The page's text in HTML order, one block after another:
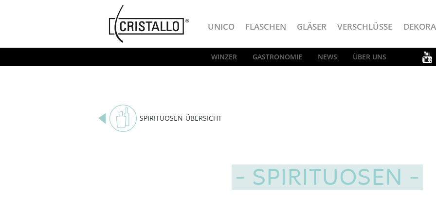
Cristallo
UNICO FLASCHEN GLÄSER VERSCHLÜSSE
WINZER GASTRONOMIE NEWS ÜBER UNS
SPIRITUOSEN-ÜBERSICHT
SPIRITUOSEN